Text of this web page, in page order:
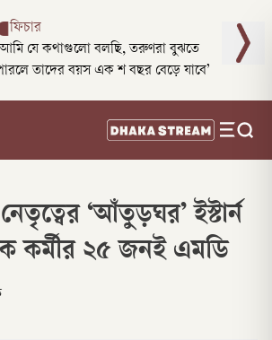
ফিচার
যে কথাগুলো বলছি, তরুণরা বুঝতে
তাদের বয়স এক শ বছর বেড়ে যাবে’
‘আঁতুড়ঘর’ ইস্টার্ন
কর্মীর ২৫ জনই এমডি